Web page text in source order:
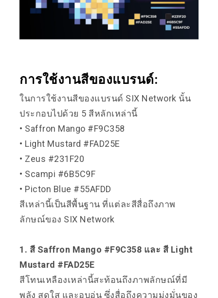
การใช้งานสีของแบรนด์:
ในการใช้งานสีของแบรนด์ SIX Network นั้น
ประกอบไปด้วย 5 สีหลักเหล่านี้
• Saffron Mango #F9C358
• Light Mustard #FAD25E
• Zeus #231F20
• Scampi #6B5C9F
• Picton Blue #55AFDD
สีเหล่านี้เป็นสีพื้นฐาน ที่แต่ละสีสื่อถึงภาพ
ลักษณ์ของ SIX Network
1. สี Saffron Mango #F9C358 และ สี Light
Mustard #FAD25E
สีโทนเหลืองเหล่านี้สะท้อนถึงภาพลักษณ์ที่มี
พลัง สดใส และอบอุ่น ซึ่งสื่อถึงความมุ่งมั่นของ